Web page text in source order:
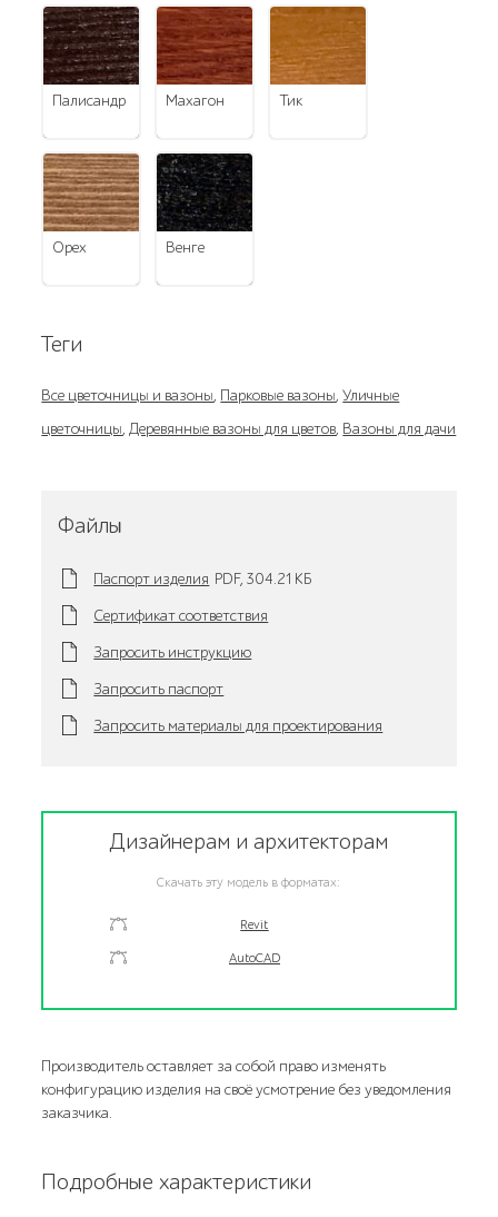
палисандр махагон тик
орех венге
Теги
Все цветочницы и вазоны, Парковые вазоны,Уличные
цветочницы,Деревянные вазоны для цветов, Вазоны для дачи
Файлы
Паспорт изделия PDF, 304.21 KБ
Сертификат соответствия
Запросить инструкцию
Запросить паспорт
Запросить материалы для проектирования
Дизайнерам и архитекторам
Скачать эту модель в форматах:
Revit
AutoCAD
Производитель оставляет за собой право изменять
конфигурацию изделия на своё усмотрение без уведомления
заказчика.
Подробные характеристики